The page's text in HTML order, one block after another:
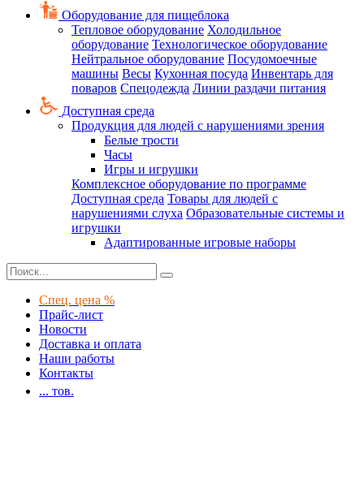
Оборудование для пищеблока
Тепловое оборудование Холодильное
оборудование Технологическое оборудование
Нейтральное оборудование Посудомоечные
машины Весы Кухонная посуда Инвентарь для
поваров Спецодежда Линии раздачи питания
Доступная среда
Продукция для людей с нарушениями зрения
Белые трости
Часы
Игры и игрушки
Комплексное оборудование по программе
Доступная среда Товары для людей с
нарушениями слуха Образовательные системы и
игрушки
Адаптированные игровые наборы
Спец. цена %
Прайс-лист
Новости
Доставка и оплата
Наши работы
Контакты
... тов.